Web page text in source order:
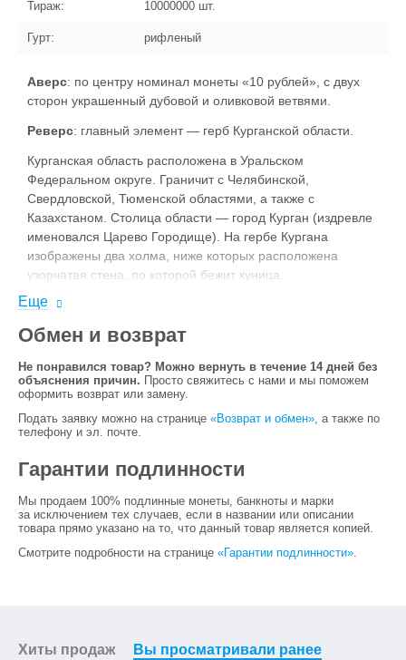
Тираж: 10000000 шт.
Гурт: рифленый
Аверс: по центру номинал монеты «10 рублей», с двух
сторон украшенный дубовой и оливковой ветвями.
Реверс: главный элемент — герб Курганской области.
Курганская область расположена в Уральском
Федеральном округе. Граничит с Челябинской,
Свердловской, Тюменской областями, а также с
Казахстаном. Столица области — город Курган (издревле
именовался Царево Городище). На гербе Кургана
изображены два холма, ниже которых расположена
узорчатая стена, по которой бежит куница.
Еще
Обмен и возврат
Не понравился товар? Можно вернуть в течение 14 дней без
объяснения причин. Просто свяжитесь с нами и мы поможем
оформить возврат или замену.
Подать заявку можно на странице «Возврат и обмен», а также по
телефону и эл. почте.
Гарантии подлинности
Мы продаем 100% подлинные монеты, банкноты и марки
за исключением тех случаев, если в названии или описании
товара прямо указано на то, что данный товар является копией.
Смотрите подробности на странице «Гарантии подлинности».
Хиты продаж Вы просматривали ранее